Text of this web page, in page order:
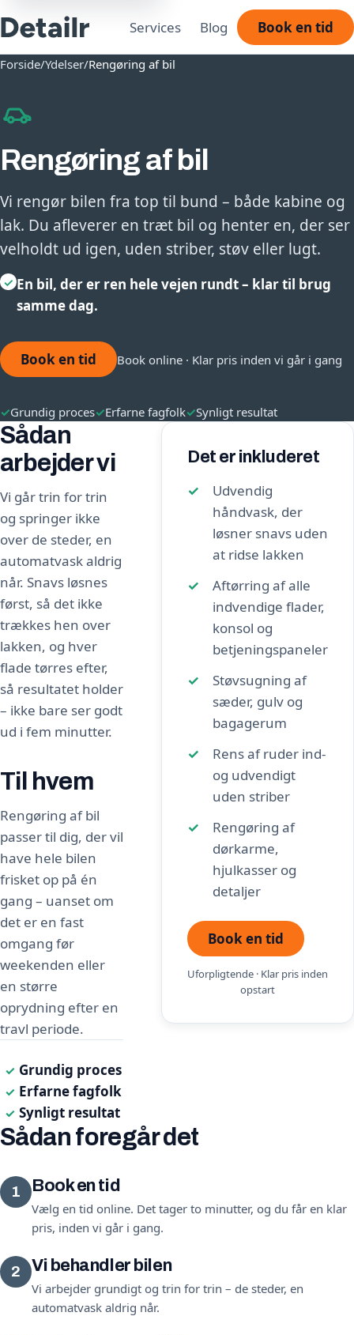
Services Blog Book en tid
Forside/Ydelser/Rengøring af bil
Rengøring af bil
Vi rengør bilen fra top til bund – både kabine og
lak. Du afleverer en træt bil og henter en, der ser
velholdt ud igen, uden striber, støv eller lugt.
✓ En bil, der er ren hele vejen rundt – klar til brug
samme dag.
Book en tid Book online · Klar pris inden vi går i gang
✓Grundig proces✓Erfarne fagfolk✓Synligt resultat
Sådan
arbejder vi
Vi går trin for trin
og springer ikke
over de steder, en
automatvask aldrig
når. Snavs løsnes
først, så det ikke
trækkes hen over
lakken, og hver
flade tørres efter,
så resultatet holder
– ikke bare ser godt
ud i fem minutter.
Til hvem
Rengøring af bil
passer til dig, der vil
have hele bilen
frisket op på én
gang – uanset om
det er en fast
omgang før
weekenden eller
en større
oprydning efter en
travl periode.
✓ Grundig proces
✓ Erfarne fagfolk
✓ Synligt resultat
Det er inkluderet
Udvendig
håndvask, der
løsner snavs uden
at ridse lakken
Aftørring af alle
indvendige flader,
konsol og
betjeningspaneler
Støvsugning af
sæder, gulv og
bagagerum
Rens af ruder ind-
og udvendigt
uden striber
Rengøring af
dørkarme,
hjulkasser og
detaljer
Book en tid
Uforpligtende · Klar pris inden
opstart
Sådan foregår det
1 Book en tid
Vælg en tid online. Det tager to minutter, og du får en klar
pris, inden vi går i gang.
2 Vi behandler bilen
Vi arbejder grundigt og trin for trin – de steder, en
automatvask aldrig når.